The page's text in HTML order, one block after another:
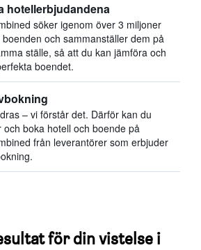
hotellerbjudandena
söker igenom över 3 miljoner
boenden och sammanställer dem på
ställe, så att du kan jämföra och
boendet.
– vi förstår det. Därför kan du
och boka hotell och boende på
från leverantörer som erbjuder
för din vistelse i